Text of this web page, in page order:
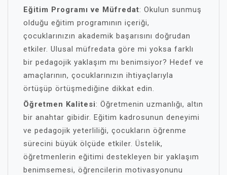
Eğitim Programı ve Müfredat: Okulun sunmuş
olduğu eğitim programının içeriği,
çocuklarınızın akademik başarısını doğrudan
etkiler. Ulusal müfredata göre mi yoksa farklı
bir pedagojik yaklaşım mı benimsiyor? Hedef ve
amaçlarının, çocuklarınızın ihtiyaçlarıyla
örtüşüp örtüşmediğine dikkat edin.
Öğretmen Kalitesi: Öğretmenin uzmanlığı, altın
bir anahtar gibidir. Eğitim kadrosunun deneyimi
ve pedagojik yeterliliği, çocukların öğrenme
sürecini büyük ölçüde etkiler. Üstelik,
öğretmenlerin eğitimi destekleyen bir yaklaşım
benimsemesi, öğrencilerin motivasyonunu